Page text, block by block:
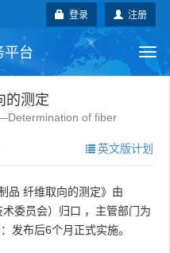
注册
登录
平台
准
的测定
of fiber
英文版计划
品 纤维取向的测定》由
术委员会）归口 ，主管部门为
发布后6个月正式实施。